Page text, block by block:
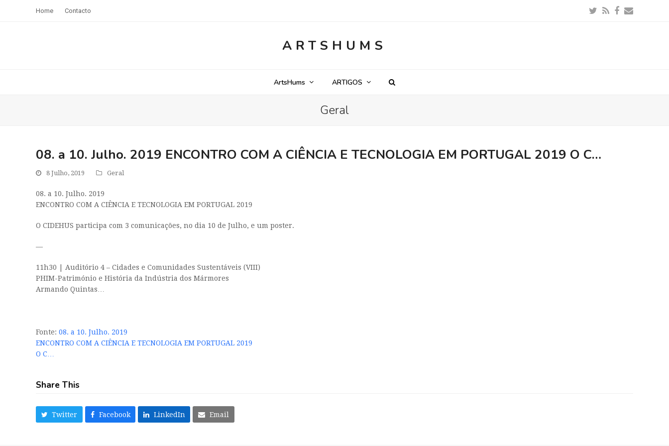
Home Contacto Twitter
RSSFacebook
Email
ARTSHUMS
ArtsHums ARTIGOS
Geral
08. a 10. Julho. 2019 ENCONTRO COM A CIÊNCIA E TECNOLOGIA EM PORTUGAL 2019 O C…
8 Julho, 2019 Geral
08. a 10. Julho. 2019
ENCONTRO COM A CIÊNCIA E TECNOLOGIA EM PORTUGAL 2019
O CIDEHUS participa com 3 comunicações, no dia 10 de Julho, e um poster.
—
11h30 | Auditório 4 – Cidades e Comunidades Sustentáveis (VIII)
PHIM-Património e História da Indústria dos Mármores
Armando Quintas…
Fonte: 08. a 10. Julho. 2019
ENCONTRO COM A CIÊNCIA E TECNOLOGIA EM PORTUGAL 2019
O C…
Share This
Twitter Facebook LinkedIn Email